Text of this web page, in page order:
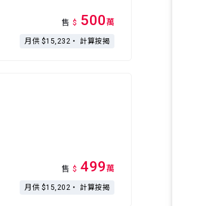
售 $ 500萬
月供 $15,232・ 計算按揭
售 $ 499萬
月供 $15,202・ 計算按揭